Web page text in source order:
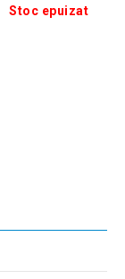
Stoc epuizat